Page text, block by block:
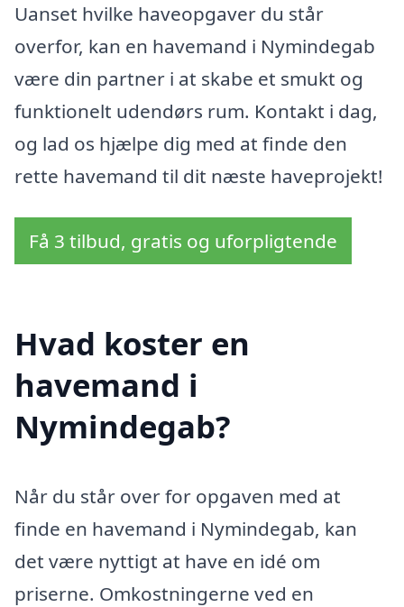
Uanset hvilke haveopgaver du står
overfor, kan en havemand i Nymindegab
være din partner i at skabe et smukt og
funktionelt udendørs rum. Kontakt i dag,
og lad os hjælpe dig med at finde den
rette havemand til dit næste haveprojekt!
Få 3 tilbud, gratis og uforpligtende
Hvad koster en
havemand i
Nymindegab?
Når du står over for opgaven med at
finde en havemand i Nymindegab, kan
det være nyttigt at have en idé om
priserne. Omkostningerne ved en